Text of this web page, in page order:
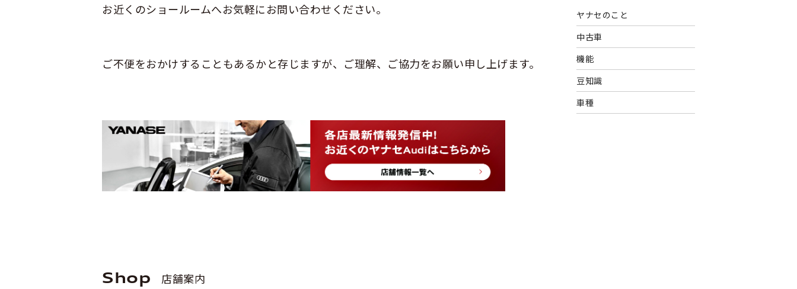
お近くのショールームへお気軽にお問い合わせください。
ご不便をおかけすることもあるかと存じますが、ご理解、ご協力をお願い申し上げます。
Shop 店舗案内
ヤナセのこと
中古車
機能
豆知識
車種